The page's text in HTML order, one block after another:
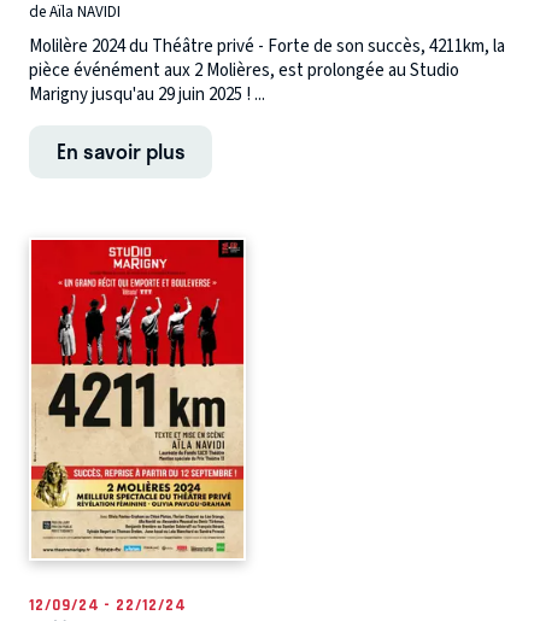
de Aïla NAVIDI
Molilère 2024 du Théâtre privé - Forte de son succès, 4211km, la
pièce événément aux 2 Molières, est prolongée au Studio
Marigny jusqu'au 29 juin 2025 ! ...
En savoir plus
12/09/24 - 22/12/24